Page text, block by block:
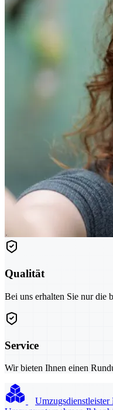
Qualität
Bei uns erhalten Sie nur die
Service
Wir bieten Ihnen einen